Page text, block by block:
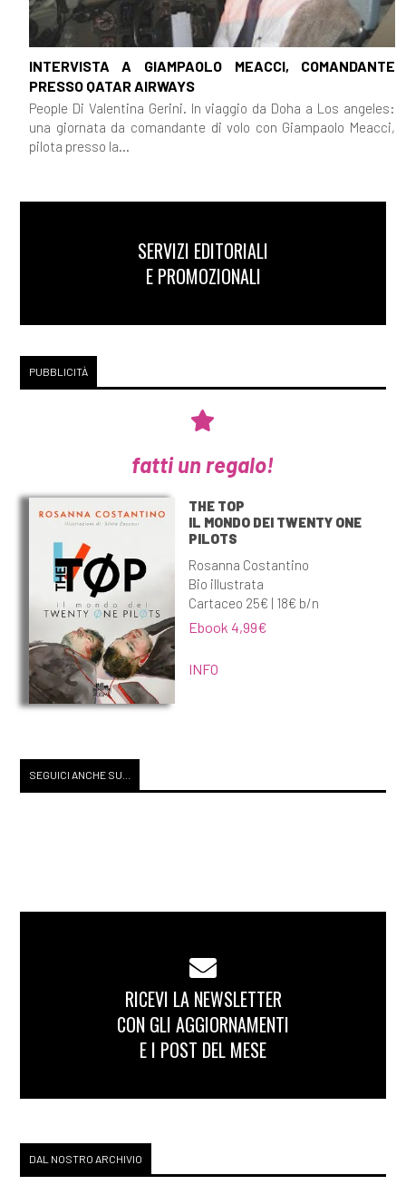
INTERVISTA A GIAMPAOLO MEACCI, COMANDANTE
PRESSO QATAR AIRWAYS
People Di Valentina Gerini. In viaggio da Doha a Los angeles:
una giornata da comandante di volo con Giampaolo Meacci,
pilota presso la...
SERVIZI EDITORIALI
E PROMOZIONALI
PUBBLICITÀ
fatti un regalo!
THE TOP
IL MONDO DEI TWENTY ONE
PILOTS
Rosanna Costantino
Bio illustrata
Cartaceo 25€ | 18€ b/n
Ebook 4,99€
INFO
SEGUICI ANCHE SU...
RICEVI LA NEWSLETTER
CON GLI AGGIORNAMENTI
E I POST DEL MESE
DAL NOSTRO ARCHIVIO